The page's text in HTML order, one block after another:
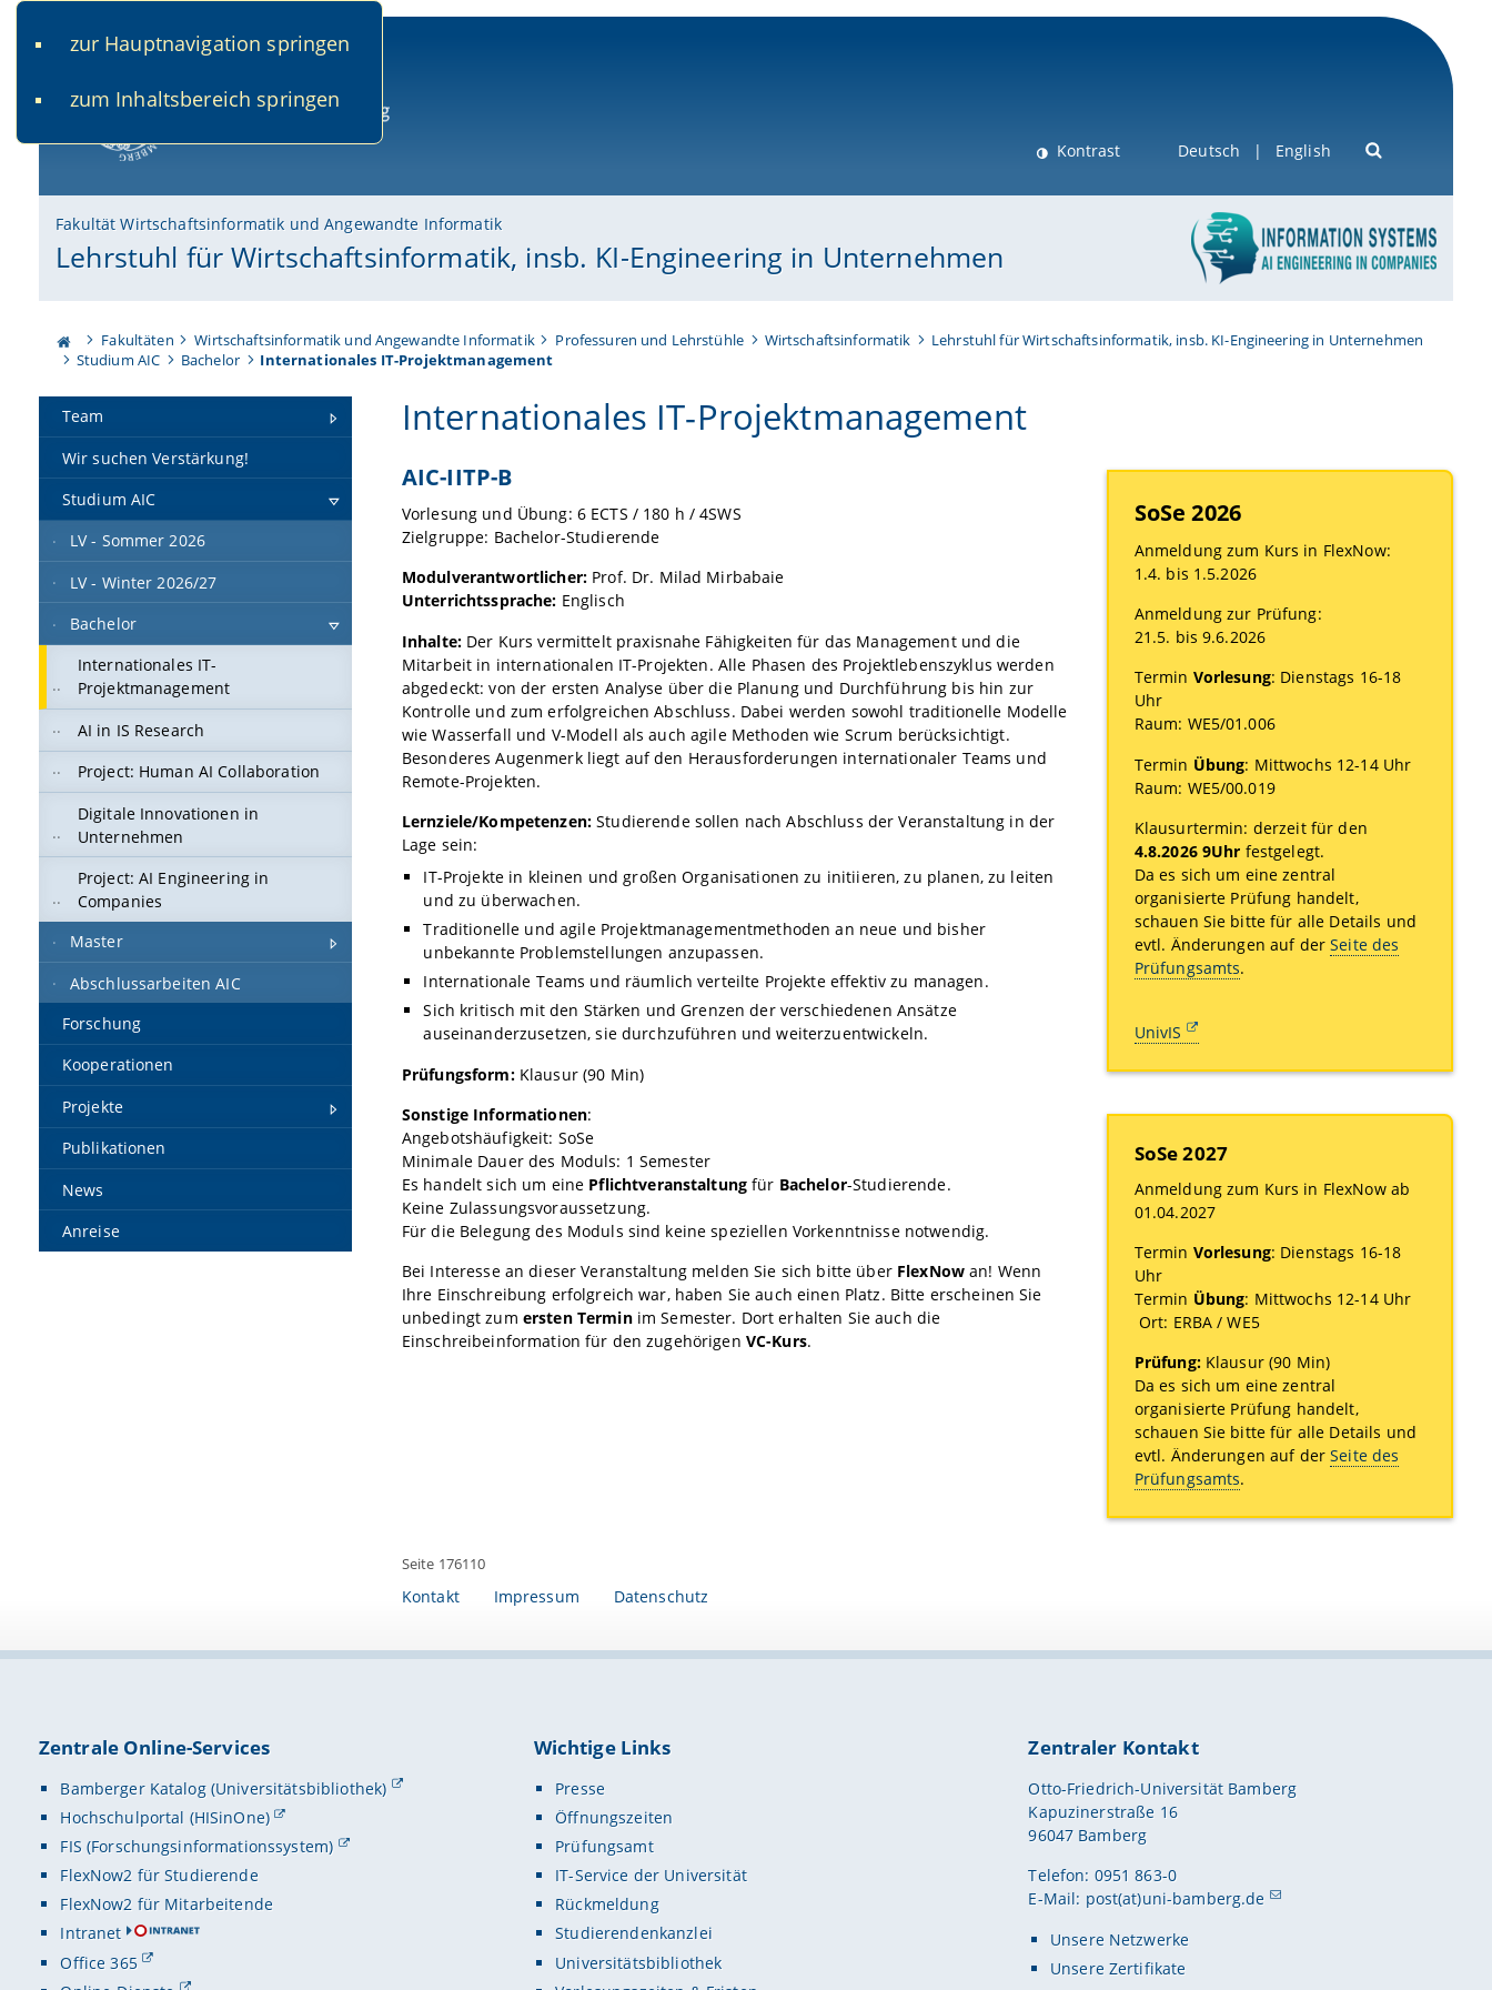
zur Hauptnavigation springen
zum Inhaltsbereich springen
Kontrast Deutsch English
Fakultät Wirtschaftsinformatik und Angewandte Informatik
Lehrstuhl für Wirtschaftsinformatik, insb. KI-Engineering in Unternehmen
Fakultäten Wirtschaftsinformatik und Angewandte Informatik Professuren und Lehrstühle Wirtschaftsinformatik
Lehrstuhl für Wirtschaftsinformatik, insb. KI-Engineering in Unternehmen
Studium AIC
Bachelor Internationales IT-Projektmanagement
Team
Wir suchen Verstärkung!
Studium AIC
LV - Sommer 2026
LV - Winter 2026/27
Bachelor
Internationales IT-
Projektmanagement
AI in IS Research
Project: Human AI Collaboration
Digitale Innovationen in
Unternehmen
Project: AI Engineering in
Companies
Master
Abschlussarbeiten AIC
Forschung
Kooperationen
Projekte
Publikationen
News
Anreise
Internationales IT-Projektmanagement
SoSe 2026
Anmeldung zum Kurs in FlexNow:
1.4. bis 1.5.2026
Anmeldung zur Prüfung:
21.5. bis 9.6.2026
Termin Vorlesung: Dienstags 16-18
Uhr
Raum: WE5/01.006
Termin Übung: Mittwochs 12-14 Uhr
Raum: WE5/00.019
Klausurtermin: derzeit für den
4.8.2026 9Uhr festgelegt.
Da es sich um eine zentral
organisierte Prüfung handelt,
schauen Sie bitte für alle Details und
evtl. Änderungen auf derSeite des
Prüfungsamts.
UnivIS
SoSe 2027
Anmeldung zum Kurs in FlexNow ab
01.04.2027
Termin Vorlesung: Dienstags 16-18
Uhr
Termin Übung: Mittwochs 12-14 Uhr
Ort: ERBA / WE5
Prüfung: Klausur (90 Min)
Da es sich um eine zentral
organisierte Prüfung handelt,
schauen Sie bitte für alle Details und
evtl. Änderungen auf derSeite des
Prüfungsamts.
AIC-IITP-B
Vorlesung und Übung: 6 ECTS / 180 h / 4SWS
Zielgruppe: Bachelor-Studierende
Modulverantwortlicher: Prof. Dr. Milad Mirbabaie
Unterrichtssprache: Englisch
Inhalte: Der Kurs vermittelt praxisnahe Fähigkeiten für das Management und die
Mitarbeit in internationalen IT-Projekten. Alle Phasen des Projektlebenszyklus werden
abgedeckt: von der ersten Analyse über die Planung und Durchführung bis hin zur
Kontrolle und zum erfolgreichen Abschluss. Dabei werden sowohl traditionelle Modelle
wie Wasserfall und V-Modell als auch agile Methoden wie Scrum berücksichtigt.
Besonderes Augenmerk liegt auf den Herausforderungen internationaler Teams und
Remote-Projekten.
Lernziele/Kompetenzen:Studierende sollen nach Abschluss der Veranstaltung in der
Lage sein:
IT-Projekte in kleinen und großen Organisationen zu initiieren, zu planen, zu leiten
und zu überwachen.
Traditionelle und agile Projektmanagementmethoden an neue und bisher
unbekannte Problemstellungen anzupassen.
Internationale Teams und räumlich verteilte Projekte effektiv zu managen.
Sich kritisch mit den Stärken und Grenzen der verschiedenen Ansätze
auseinanderzusetzen, sie durchzuführen und weiterzuentwickeln.
Prüfungsform: Klausur (90 Min)
Sonstige Informationen:
Angebotshäufigkeit: SoSe
Minimale Dauer des Moduls: 1 Semester
Es handelt sich um eine Pflichtveranstaltung für Bachelor-Studierende.
Keine Zulassungsvoraussetzung.
Für die Belegung des Moduls sind keine speziellen Vorkenntnisse notwendig.
Bei Interesse an dieser Veranstaltung melden Sie sich bitte über FlexNowan! Wenn
Ihre Einschreibung erfolgreich war, haben Sie auch einen Platz. Bitte erscheinen Sie
unbedingt zum ersten Termin im Semester. Dort erhalten Sie auch die
Einschreibeinformation für den zugehörigen VC-Kurs.
Seite 176110
Kontakt Impressum Datenschutz
Zentrale Online-Services
Bamberger Katalog (Universitätsbibliothek)
Hochschulportal (HISinOne)
FIS (Forschungsinformationssystem)
FlexNow2 für Studierende
FlexNow2 für Mitarbeitende
Intranet
Office 365
Wichtige Links
Presse
Öffnungszeiten
Prüfungsamt
IT-Service der Universität
Rückmeldung
Studierendenkanzlei
Universitätsbibliothek
Zentraler Kontakt
Otto-Friedrich-Universität Bamberg
Kapuzinerstraße 16
96047 Bamberg
Telefon: 0951 863-0
E-Mail: post(at)uni-bamberg.de
Unsere Netzwerke
Unsere Zertifikate